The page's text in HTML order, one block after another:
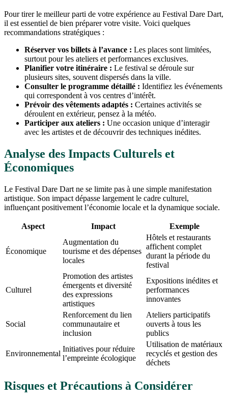
Pour tirer le meilleur parti de votre expérience au Festival Dare Dart,
il est essentiel de bien préparer votre visite. Voici quelques
recommandations stratégiques :
Réserver vos billets à l’avance : Les places sont limitées,
surtout pour les ateliers et performances exclusives.
Planifier votre itinéraire : Le festival se déroule sur
plusieurs sites, souvent dispersés dans la ville.
Consulter le programme détaillé : Identifiez les événements
qui correspondent à vos centres d’intérêt.
Prévoir des vêtements adaptés : Certaines activités se
déroulent en extérieur, pensez à la météo.
Participer aux ateliers : Une occasion unique d’interagir
avec les artistes et de découvrir des techniques inédites.
Analyse des Impacts Culturels et
Économiques
Le Festival Dare Dart ne se limite pas à une simple manifestation
artistique. Son impact dépasse largement le cadre culturel,
influençant positivement l’économie locale et la dynamique sociale.
Aspect Impact Exemple
Économique
Augmentation du
tourisme et des dépenses
locales
Hôtels et restaurants
affichent complet
durant la période du
festival
Culturel
Promotion des artistes
émergents et diversité
des expressions
artistiques
Expositions inédites et
performances
innovantes
Social
Renforcement du lien
communautaire et
inclusion
Ateliers participatifs
ouverts à tous les
publics
Environnemental
Initiatives pour réduire
l’empreinte écologique
Utilisation de matériaux
recyclés et gestion des
déchets
Risques et Précautions à Considérer